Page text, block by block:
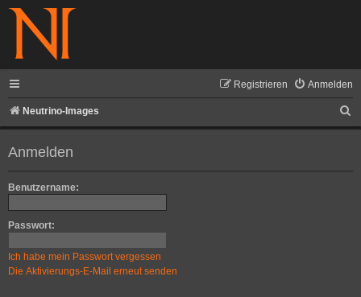
Anmelden
Registrieren
Neutrino-Images
u
Anmelden
Benutzername:
Passwort:
Ich habe mein Passwort vergessen
Die Aktivierungs-E-Mail erneut senden